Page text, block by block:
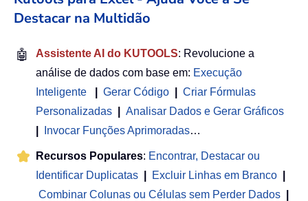
Destacar na Multidão
🤖 Assistente AI do KUTOOLS: Revolucione a
análise de dados com base em: Execução
Inteligente
Gerar Código
Criar Fórmulas
Personalizadas
Analisar Dados e Gerar Gráficos
Invocar Funções Aprimoradas…
Recursos Populares: Encontrar, Destacar ou
Identificar Duplicatas
Excluir Linhas em Branco
Combinar Colunas ou Células sem Perder Dados